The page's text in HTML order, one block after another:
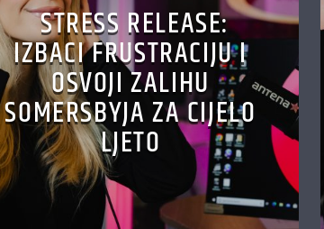
STRESS RELEASE:
IZBACI FRUSTRACIJU I
OSVOJI ZALIHU
SOMERSBYJA ZA CIJELO
LJETO